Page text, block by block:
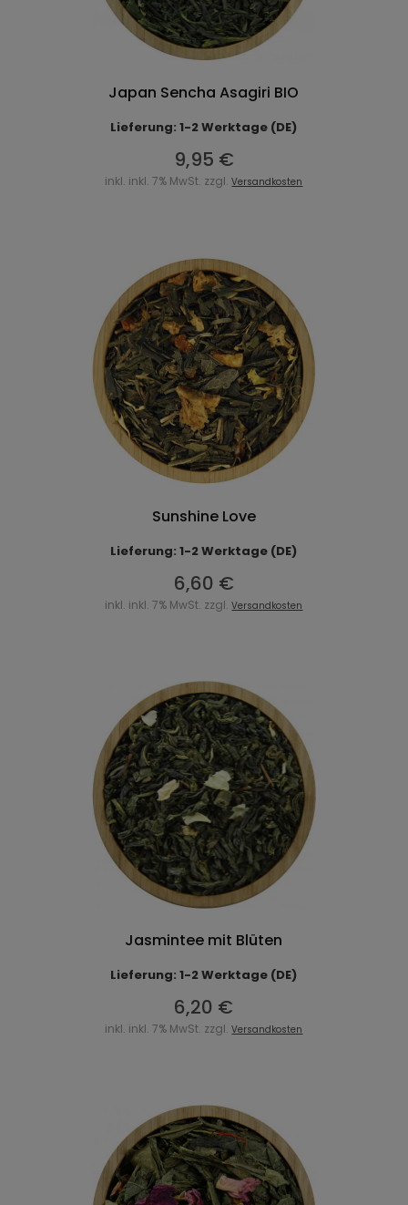
Japan Sencha Asagiri BIO
Lieferung: 1-2 Werktage (DE)
9,95 €
inkl. inkl. 7% MwSt. zzgl.Versandkosten
Sunshine Love
Lieferung: 1-2 Werktage (DE)
6,60 €
inkl. inkl. 7% MwSt. zzgl.Versandkosten
Jasmintee mit Blüten
Lieferung: 1-2 Werktage (DE)
6,20 €
inkl. inkl. 7% MwSt. zzgl.Versandkosten